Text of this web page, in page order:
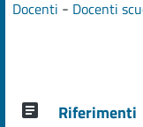
Docenti - Docenti
Riferimenti